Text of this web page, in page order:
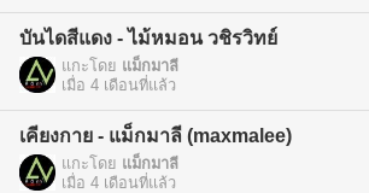
บันไดสีแดง - ไม้หมอน วชิรวิทย์
แกะโดย แม็กมาลี
เมื่อ 4 เดือนที่แล้ว
เคียงกาย - แม็กมาลี (maxmalee)
แกะโดย แม็กมาลี
เมื่อ 4 เดือนที่แล้ว